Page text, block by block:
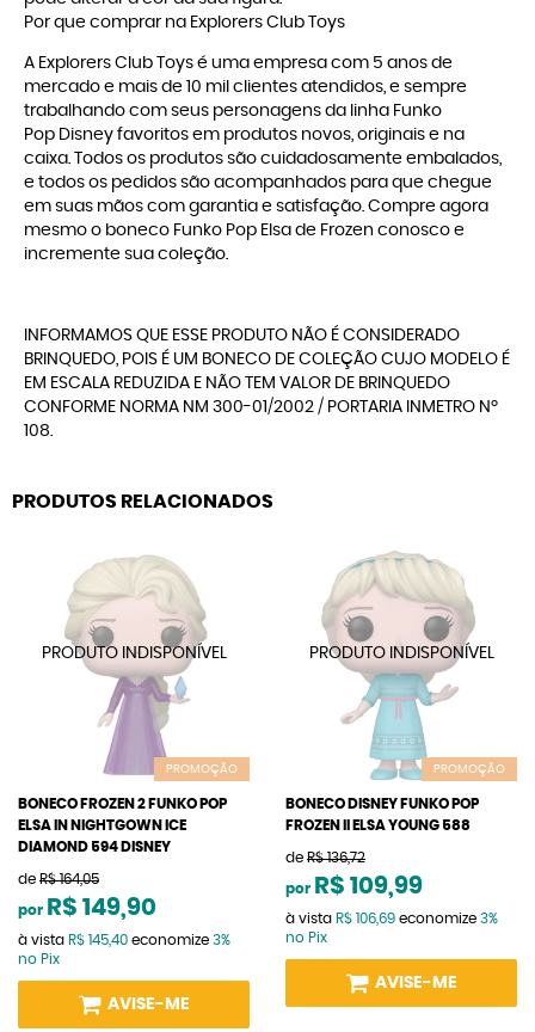
Por que comprar na Explorers Club Toys
A Explorers Club Toys é uma empresa com 5 anos de
mercado e mais de 10 mil clientes atendidos, e sempre
trabalhando com seus personagens da linha Funko
Pop Disney favoritos em produtos novos, originais e na
caixa. Todos os produtos são cuidadosamente embalados,
e todos os pedidos são acompanhados para que chegue
em suas mãos com garantia e satisfação. Compre agora
mesmo o boneco Funko Pop Elsa de Frozen conosco e
incremente sua coleção.
INFORMAMOS QUE ESSE PRODUTO NÃO É CONSIDERADO
BRINQUEDO, POIS É UM BONECO DE COLEÇÃO CUJO MODELO É
EM ESCALA REDUZIDA E NÃO TEM VALOR DE BRINQUEDO
CONFORME NORMA NM 300-01/2002 / PORTARIA INMETRO Nº
108.
PRODUTOS RELACIONADOS
PROMOÇÃO
BONECO FROZEN 2 FUNKO POP
ELSA IN NIGHTGOWN ICE
DIAMOND 594 DISNEY
de R$ 164,05
por R$ 149,90
à vista R$ 145,40 economize 3%
no Pix
AVISE-ME
PROMOÇÃO
BONECO DISNEY FUNKO POP
FROZEN II ELSA YOUNG 588
de R$ 136,72
por R$ 109,99
à vista R$ 106,69 economize 3%
no Pix
AVISE-ME